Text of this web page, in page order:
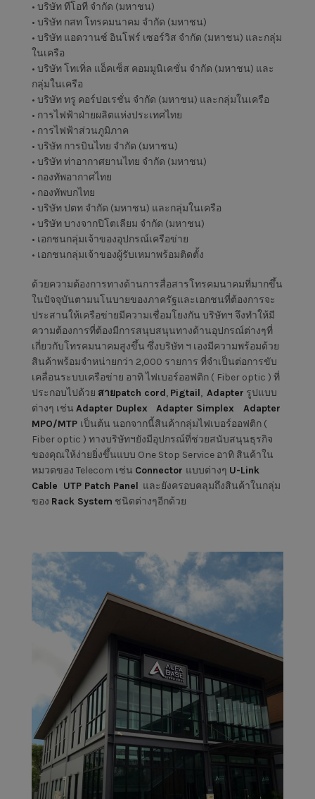
• บริษัท ทีโอที จำกัด (มหาชน)
• บริษัท กสท โทรคมนาคม จำกัด (มหาชน)
• บริษัท แอดวานซ์ อินโฟร์ เซอร์วิส จำกัด (มหาชน) และกลุ่ม
ในเครือ
• บริษัท โทเทิ่ล แอ็คเซ็ส คอมมูนิเคชั่น จำกัด (มหาชน) และ
กลุ่มในเครือ
• บริษัท ทรู คอร์ปอเรชั่น จำกัด (มหาชน) และกลุ่มในเครือ
• การไฟฟ้าฝ่ายผลิตแห่งประเทศไทย
• การไฟฟ้าส่วนภูมิภาค
• บริษัท การบินไทย จำกัด (มหาชน)
• บริษัท ท่าอากาศยานไทย จำกัด (มหาชน)
• กองทัพอากาศไทย
• กองทัพบกไทย
• บริษัท ปตท จำกัด (มหาชน) และกลุ่มในเครือ
• บริษัท บางจากปิโตเลียม จำกัด (มหาชน)
• เอกชนกลุ่มเจ้าของอุปกรณ์เครือข่าย
• เอกชนกลุ่มเจ้าของผู้รับเหมาพร้อมติดตั้ง
ด้วยความต้องการทางด้านการสื่อสารโทรคมนาคมที่มากขึ้น
ในปัจจุบันตามนโนบายของภาครัฐและเอกชนที่ต้องการจะ
ประสานให้เครือข่ายมีความเชื่อมโยงกัน บริษัทฯ จึงทำให้มี
ความต้องการที่ต้องมีการสนุบสนุนทางด้านอุปกรณ์ต่างๆที่
เกี่ยวกับโทรคมนาคมสูงขึ้น ซึ่งบริษัท ฯ เองมีความพร้อมด้วย
สินค้าพร้อมจำหน่ายกว่า 2,000 รายการ ที่จำเป็นต่อการขับ
เคลื่อนระบบเครือข่าย อาทิ ไฟเบอร์ออฟติก ( Fiber optic ) ที่
ประกอบไปด้วย สายpatch cord, Pigtail, Adapter รูปแบบ
ต่างๆ เช่น Adapter Duplex Adapter Simplex
Adapter
MPO/MTP เป็นต้น นอกจากนี้สินค้ากลุ่มไฟเบอร์ออฟติก (
Fiber optic ) ทางบริษัทฯยังมีอุปกรณ์ที่ช่วยสนับสนุนธุรกิจ
ของคุณให้ง่ายยิ่งขึ้นแบบ One Stop Service อาทิ สินค้าใน
หมวดของ Telecom เช่น Connector แบบต่างๆ U-Link
Cable UTP Patch Panel และยังครอบคลุมถึงสินค้าในกลุ่ม
ของ Rack System ชนิดต่างๆอีกด้วย